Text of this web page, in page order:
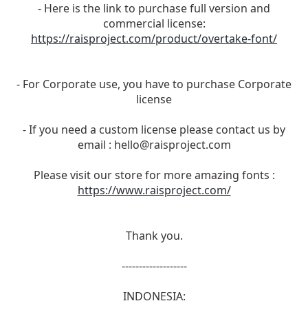
- Here is the link to purchase full version and
commercial license:
https://raisproject.com/product/overtake-font/
- For Corporate use, you have to purchase Corporate
license
- If you need a custom license please contact us by
email : hello@raisproject.com
Please visit our store for more amazing fonts :
https://www.raisproject.com/
Thank you.
-------------------
INDONESIA: